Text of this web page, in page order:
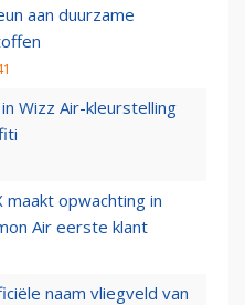
aan duurzame
Wizz Air-kleurstelling
maakt opwachting in
Air eerste klant
naam vliegveld van